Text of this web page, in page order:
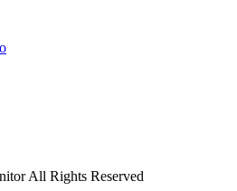
All Rights Reserved